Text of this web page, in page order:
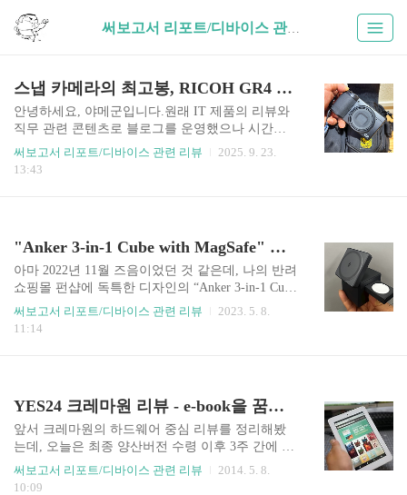
써보고서 리포트/디바이스 관련 리뷰 (28)
스냅 카메라의 최고봉, RICOH GR4 (Part 1)
안녕하세요, 야메군입니다.원래 IT 제품의 리뷰와
직무 관련 콘텐츠로 블로그를 운영했으나 시간이
가며 직무 관련 콘텐츠 중심으로 블로그가 운영되
었습니다. 그렇다고 그 사이에 IT 관련 제품을 안샀
까 싶어 차츰 블로그에 리뷰 콘텐츠 남기는 일을 조
금씩 멀리해왔습니다.(유튜브 콘텐츠 만들 엄두는
또 안납니다. 허허) 그러던 중 최근 RICOH의 GR4
을 찍어보며 감탄에 감탄을 거듭한 나머지, "이건
남겨야해!" 하는 무모한 의욕(?)에 사로 잡혀 Part 1
써보고서 리포트/디바이스 관련 리뷰
2025. 9. 23.
13:43
"Anker 3-in-1 Cube with MagSafe" 리뷰!
아마 2022년 11월 즈음이었던 것 같은데, 나의 반려
쇼핑몰 펀샵에 독특한 디자인의 “Anker 3-in-1 Cube
with MagSafe”란 스마트폰 충전기가 100원딜 상품
으로 올라왔고 시선을 사로잡는 매력에 끌려 당첨
다스려야 했기에 Anker US(https://www.anker.com/)
로 출동. 가격을 보니 위풍당당하게 $159.99(세금
포함)가 찍혀 있더군요. (당시 환율이 1달러당 1,33
비싸!!) 그리고 드는 짧은 생각... “어..
써보고서 리포트/디바이스 관련 리뷰
2023. 5. 8.
11:14
YES24 크레마원 리뷰 - e-book을 꿈꾸는 태블릿. UI/소프트웨어 편.
앞서 크레마원의 하드웨어 중심 리뷰를 정리해봤
는데, 오늘은 최종 양산버전 수령 이후 3주 간에 걸
쳐 꼼꼼히 살펴본 UI와 ebook 관련 기능을 살펴보
겠습니다. 먼저 내용을 정리하기에 앞서... 타 상업
써보고서 리포트/디바이스 관련 리뷰
2014. 5. 8.
10:09